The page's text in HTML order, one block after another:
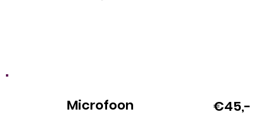
Microfoon €45,-